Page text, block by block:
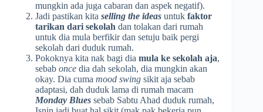
mungkin ada juga cabaran dan aspek negatif).
Jadi pastikan kita selling the ideas untuk faktor
tarikan dari sekolah dan tolakan dari rumah
untuk dia mula berfikir dan setuju baik pergi
sekolah dari duduk rumah.
Pokoknya kita nak bagi dia mula ke sekolah aja,
sebab once dia dah sekolah, dia mungkin akan
okay. Dia cuma mood swing sikit aja sebab
adaptasi, dah duduk lama di rumah macam
Monday Blues sebab Sabtu Ahad duduk rumah,